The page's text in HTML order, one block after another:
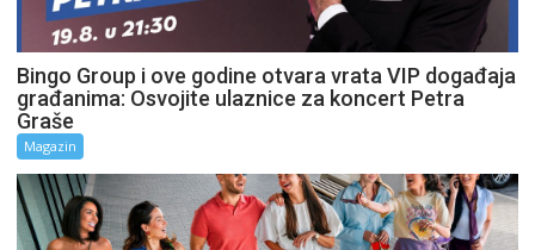
Bingo Group i ove godine otvara vrata VIP događaja
građanima: Osvojite ulaznice za koncert Petra
Graše
Magazin